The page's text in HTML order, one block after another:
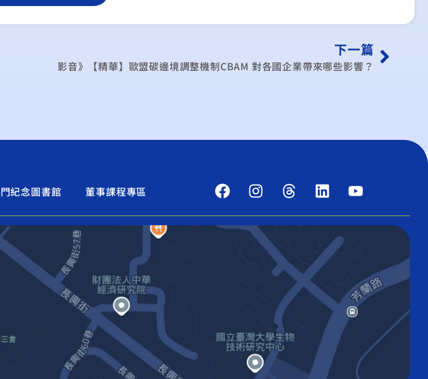
下一篇
影音》【精華】歐盟碳邊境調整機制CBAM 對各國企業帶來哪些影響？
紀念圖書館 董事課程專區